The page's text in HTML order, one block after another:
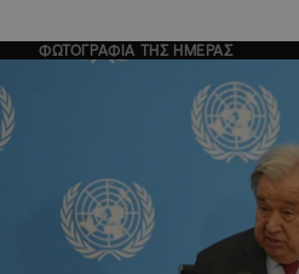
ΦΩΤΟΓΡΑΦΙΑ ΤΗΣ ΗΜΕΡΑΣ